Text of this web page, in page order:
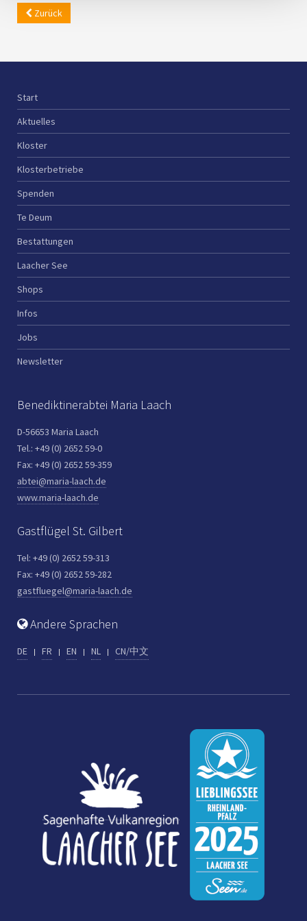
Zurück
Start
Aktuelles
Kloster
Klosterbetriebe
Spenden
Te Deum
Bestattungen
Laacher See
Shops
Infos
Jobs
Newsletter
Benediktinerabtei Maria Laach
D-56653 Maria Laach
Tel.: +49 (0) 2652 59-0
Fax: +49 (0) 2652 59-359
abtei@maria-laach.de
www.maria-laach.de
Gastflügel St. Gilbert
Tel: +49 (0) 2652 59-313
Fax: +49 (0) 2652 59-282
gastfluegel@maria-laach.de
Andere Sprachen
DE FR EN NL CN/中文